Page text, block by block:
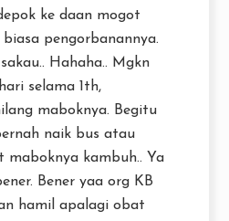
ke daan mogot
pengorbanannya.
Hahaha.. Mgkn
selama 1th,
maboknya. Begitu
naik bus atau
maboknya kambuh.. Ya
Bener yaa org KB
hamil apalagi obat